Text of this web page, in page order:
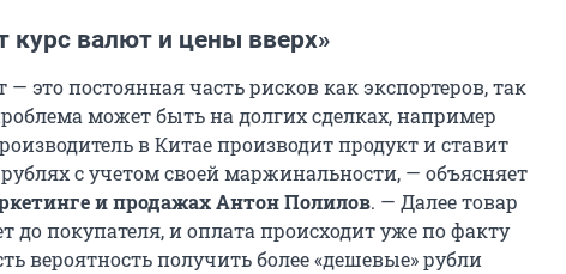
курс валют и цены вверх»
это постоянная часть рисков как экспортеров, так
может быть на долгих сделках, например
в Китае производит продукт и ставит
с учетом своей маржинальности, — объясняет
и продажах Антон Полилов. — Далее товар
до покупателя, и оплата происходит уже по факту
вероятность получить более «дешевые» рубли